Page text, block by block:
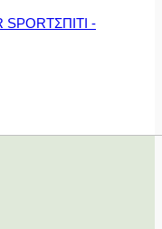
SPORTΣΠΙΤΙ -